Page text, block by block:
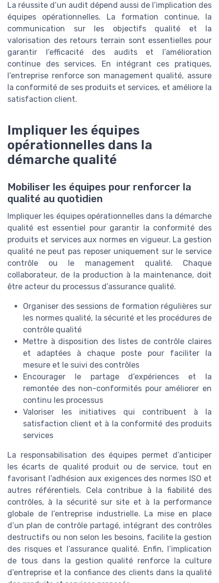
La réussite d’un audit dépend aussi de l’implication des
équipes opérationnelles. La formation continue, la
communication sur les objectifs qualité et la
valorisation des retours terrain sont essentielles pour
garantir l’efficacité des audits et l’amélioration
continue des services. En intégrant ces pratiques,
l’entreprise renforce son management qualité, assure
la conformité de ses produits et services, et améliore la
satisfaction client.
Impliquer les équipes
opérationnelles dans la
démarche qualité
Mobiliser les équipes pour renforcer la
qualité au quotidien
Impliquer les équipes opérationnelles dans la démarche
qualité est essentiel pour garantir la conformité des
produits et services aux normes en vigueur. La gestion
qualité ne peut pas reposer uniquement sur le service
contrôle ou le management qualité. Chaque
collaborateur, de la production à la maintenance, doit
être acteur du processus d’assurance qualité.
Organiser des sessions de formation régulières sur
les normes qualité, la sécurité et les procédures de
contrôle qualité
Mettre à disposition des listes de contrôle claires
et adaptées à chaque poste pour faciliter la
mesure et le suivi des contrôles
Encourager le partage d’expériences et la
remontée des non-conformités pour améliorer en
continu les processus
Valoriser les initiatives qui contribuent à la
satisfaction client et à la conformité des produits
services
La responsabilisation des équipes permet d’anticiper
les écarts de qualité produit ou de service, tout en
favorisant l’adhésion aux exigences des normes ISO et
autres référentiels. Cela contribue à la fiabilité des
contrôles, à la sécurité sur site et à la performance
globale de l’entreprise industrielle. La mise en place
d’un plan de contrôle partagé, intégrant des contrôles
destructifs ou non selon les besoins, facilite la gestion
des risques et l’assurance qualité. Enfin, l’implication
de tous dans la gestion qualité renforce la culture
d’entreprise et la confiance des clients dans la qualité